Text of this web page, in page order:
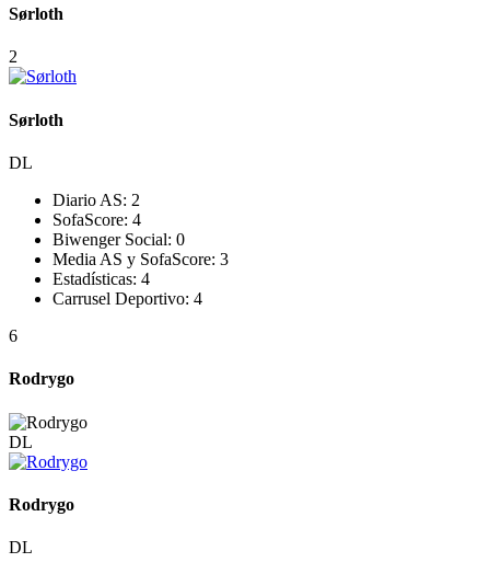
Sørloth
2
Sørloth
DL
Diario AS: 2
SofaScore: 4
Biwenger Social: 0
Media AS y SofaScore: 3
Estadísticas: 4
Carrusel Deportivo: 4
6
Rodrygo
DL
Rodrygo
DL